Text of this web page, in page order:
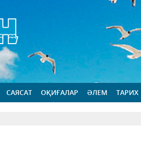
САЯСАТ ОҚИҒАЛАР ӘЛЕМ ТАРИХ